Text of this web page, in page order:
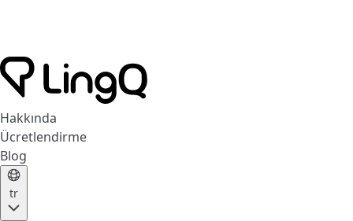
Hakkında
Ücretlendirme
Blog
tr